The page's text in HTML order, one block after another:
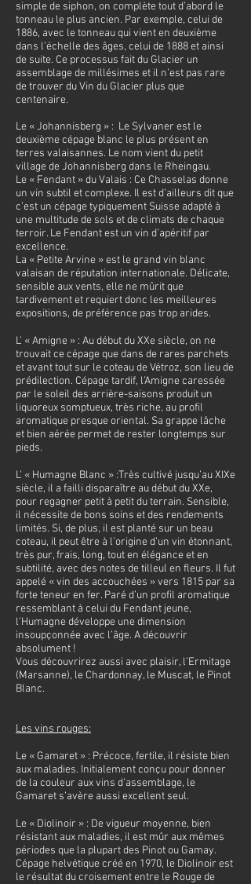
simple de siphon, on complète tout d’abord le
tonneau le plus ancien. Par exemple, celui de
1886, avec le tonneau qui vient en deuxième
dans l’échelle des âges, celui de 1888 et ainsi
de suite. Ce processus fait du Glacier un
assemblage de millésimes et il n’est pas rare
de trouver du Vin du Glacier plus que
centenaire.
Le « Johannisberg » : Le Sylvaner est le
deuxième cépage blanc le plus présent en
terres valaisannes. Le nom vient du petit
village de Johannisberg dans le Rheingau.
Le « Fendant » du Valais : Ce Chasselas donne
un vin subtil et complexe. Il est d’ailleurs dit que
c’est un cépage typiquement Suisse adapté à
une multitude de sols et de climats de chaque
terroir. Le Fendant est un vin d’apéritif par
excellence.
La « Petite Arvine » est le grand vin blanc
valaisan de réputation internationale. Délicate,
sensible aux vents, elle ne mûrit que
tardivement et requiert donc les meilleures
expositions, de préférence pas trop arides.
L’ « Amigne » : Au début du XXe siècle, on ne
trouvait ce cépage que dans de rares parchets
et avant tout sur le coteau de Vétroz, son lieu de
prédilection. Cépage tardif, l’Amigne caressée
par le soleil des arrière-saisons produit un
liquoreux somptueux, très riche, au profil
aromatique presque oriental. Sa grappe lâche
et bien aérée permet de rester longtemps sur
pieds.
L’ « Humagne Blanc » :Très cultivé jusqu’au XIXe
siècle, il a failli disparaître au début du XXe,
pour regagner petit à petit du terrain. Sensible,
il nécessite de bons soins et des rendements
limités. Si, de plus, il est planté sur un beau
coteau, il peut être à l’origine d’un vin étonnant,
très pur, frais, long, tout en élégance et en
subtilité, avec des notes de tilleul en fleurs. Il fut
appelé « vin des accouchées » vers 1815 par sa
forte teneur en fer. Paré d’un profil aromatique
ressemblant à celui du Fendant jeune,
l’Humagne développe une dimension
insoupçonnée avec l’âge. A découvrir
absolument !
Vous découvrirez aussi avec plaisir, l’Ermitage
(Marsanne), le Chardonnay, le Muscat, le Pinot
Blanc.
Les vins rouges:
Le « Gamaret » : Précoce, fertile, il résiste bien
aux maladies. Initialement conçu pour donner
de la couleur aux vins d’assemblage, le
Gamaret s’avère aussi excellent seul.
Le « Diolinoir » : De vigueur moyenne, bien
résistant aux maladies, il est mûr aux mêmes
périodes que la plupart des Pinot ou Gamay.
Cépage helvétique créé en 1970, le Diolinoir est
le résultat du croisement entre le Rouge de